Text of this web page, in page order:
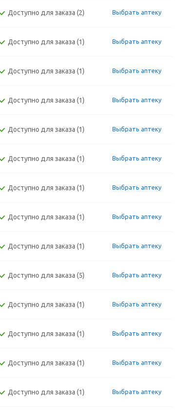
Доступно для заказа (2) Выбрать аптеку
Доступно для заказа (1) Выбрать аптеку
Доступно для заказа (1) Выбрать аптеку
Доступно для заказа (1) Выбрать аптеку
Доступно для заказа (1) Выбрать аптеку
Доступно для заказа (1) Выбрать аптеку
Доступно для заказа (1) Выбрать аптеку
Доступно для заказа (1) Выбрать аптеку
Доступно для заказа (1) Выбрать аптеку
Доступно для заказа (5) Выбрать аптеку
Доступно для заказа (1) Выбрать аптеку
Доступно для заказа (1) Выбрать аптеку
Доступно для заказа (1) Выбрать аптеку
Доступно для заказа (1) Выбрать аптеку